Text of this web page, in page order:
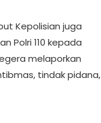
Kepolisian juga
Polri 110 kepada
melaporkan
tindak pidana,